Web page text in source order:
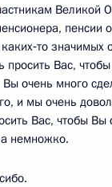
Великой
пенсии
значимых
просить Вас,
очень много
и мы очень
Вас, чтобы Вы
немножко.